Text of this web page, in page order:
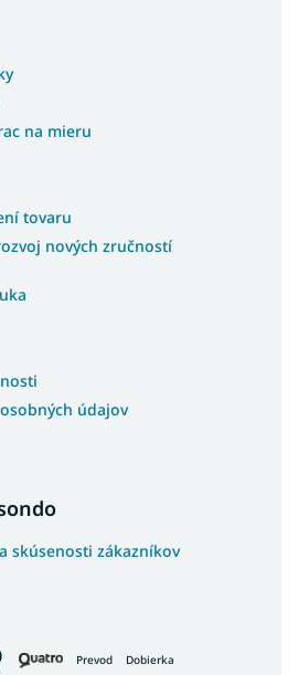
na mieru
tovaru
nových zručností
údajov
skúsenosti zákazníkov
Prevod Dobierka